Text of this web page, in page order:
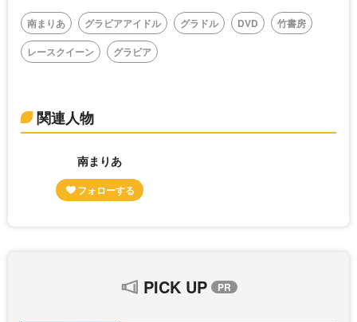
南まりあ グラビアアイドル グラドル DVD
竹書房
レースクイーン
グラビア
関連人物
南まりあ
PICK UP